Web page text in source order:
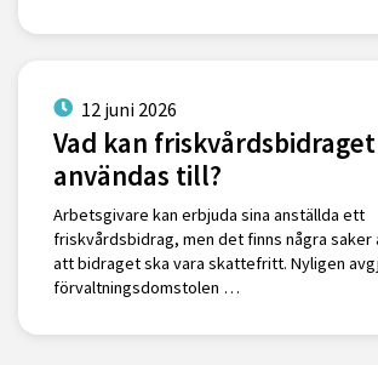
12 juni 2026
Vad kan friskvårdsbidraget
användas till?
Arbetsgivare kan erbjuda sina anställda ett
friskvårdsbidrag, men det finns några saker
att bidraget ska vara skattefritt. Nyligen
förvaltningsdomstolen …